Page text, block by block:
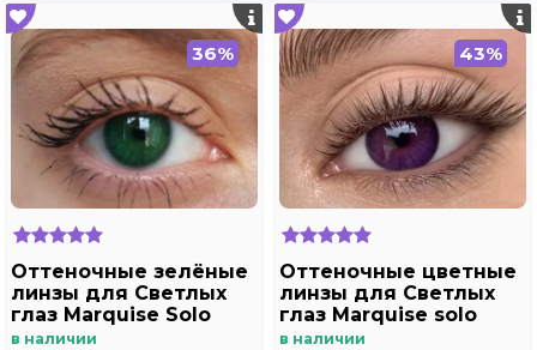
36%
Оттеночные зелёные
линзы для Светлых
глаз Marquise Solo
green( зеленые ) /
в наличии
43%
Оттеночные цветные
линзы для Светлых
глаз Marquise solo
violet (фиолетовый)
в наличии